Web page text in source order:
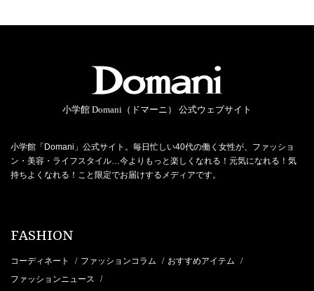
小学館 Domani（ドマーニ） 公式ウェブサイト
小学館「Domani」公式サイト。毎日忙しい40代の働く女性が、ファッショ
ン・美容・ライフスタイル…今よりもっと楽しくなれる！元気になれる！気
持ちよくなれる！こと限定でお届けするメディアです。
FASHION
コーディネート / ファッションコラム / おすすめアイテム /
ファッションニュース /